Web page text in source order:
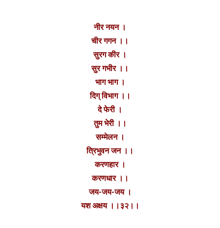
नीर नयन ।
चीर गगन ।।
सुरग कीर ।
सुर गभीर ।।
भाग भाग ।
दिग् विभाग ।।
दे फेरी ।
तुम भेरी ।।
सम्मेलन ।
त्रिभुवन जन ।।
करणहार ।
करणधार ।।
जय-जय-जय ।
यश अक्षय ।।३२।।